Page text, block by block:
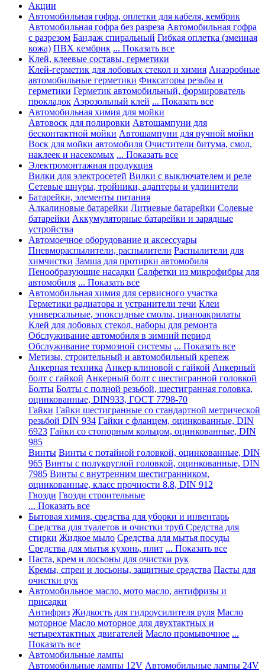
Акции
Автомобильная гофра, оплетки для кабеля, кембрик
Автомобильная гофра без разреза Автомобильная гофра
с разрезом Бандаж спиральный Гибкая оплетка (змеиная
кожа) ПВХ кембрик ... Показать все
Клей, клеевые составы, герметики
Клей-герметик для лобовых стекол и химия Анаэробные
автомобильные герметики Фиксаторы резьбы и
герметики Герметик автомобильный, формирователь
прокладок Аэрозольный клей ... Показать все
Автомобильная химия для мойки
Автовоск для полировки Автошампуни для
бесконтактной мойки Автошампуни для ручной мойки
Воск для мойки автомобиля Очистители битума, смол,
наклеек и насекомых ... Показать все
Электромонтажная продукция
Вилки для электросетей Вилки с выключателем и реле
Сетевые шнуры, тройники, адаптеры и удлинители
Батарейки, элементы питания
Алкалиновые батарейки Литиевые батарейки Солевые
батарейки Аккумуляторные батарейки и зарядные
устройства
Автомоечное оборудование и аксессуары
Пневмораспылители, распылители Распылители для
химчистки Замша для протирки автомобиля
Пенообразующие насадки Салфетки из микрофибры для
автомобиля ... Показать все
Автомобильная химия для сервисного участка
Герметики радиатора и устранители течи Клеи
универсальные, эпоксидные смолы, цианоакрилаты
Клей для лобовых стекол, наборы для ремонта
Обслуживание автомобиля в зимний период
Обслуживание тормозной системы ... Показать все
Метизы, строительный и автомобильный крепеж
Анкерная техника Анкер клиновой с гайкой Анкерный
болт с гайкой Анкерный болт с шестигранной головкой
Болты Болты с полной резьбой, шестигранная головка,
оцинкованные, DIN933, ГОСТ 7798-70
Гайки Гайки шестигранные со стандартной метрической
резьбой DIN 934 Гайки с фланцем, оцинкованные, DIN
6923 Гайки со стопорным кольцом, оцинкованные, DIN
985
Винты Винты с потайной головкой, оцинкованные, DIN
965 Винты с полукруглой головкой, оцинкованные, DIN
7985 Винты с внутренним шестигранником,
оцинкованные, класс прочности 8.8, DIN 912
Гвозди Гвозди строительные
... Показать все
Бытовая химия, средства для уборки и инвентарь
Средства для туалетов и очистки труб Средства для
стирки Жидкое мыло Средства для мытья посуды
Средства для мытья кухонь, плит ... Показать все
Паста, крем и лосьоны для очистки рук
Кремы, спреи и лосьоны, защитные средства Пасты для
очистки рук
Автомобильное масло, мото масло, антифризы и
присадки
Антифриз Жидкость для гидроусилителя руля Масло
моторное Масло моторное для двухтактных и
четырехтактных двигателей Масло промывочное ...
Показать все
Автомобильные лампы
Автомобильные лампы 12V Автомобильные лампы 24V